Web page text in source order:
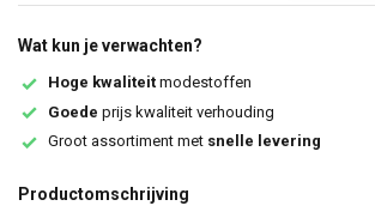
Wat kun je verwachten?
Hoge kwaliteit modestoffen
Goede prijs kwaliteit verhouding
Groot assortiment met snelle levering
Productomschrijving